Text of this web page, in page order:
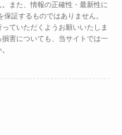
また、情報の正確性・最新性に
証するものではありません。
ていただくようお願いいたしま
害についても、当サイトでは一